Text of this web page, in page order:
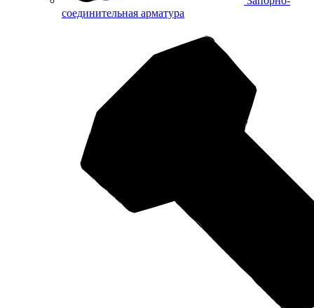
соединительная арматура